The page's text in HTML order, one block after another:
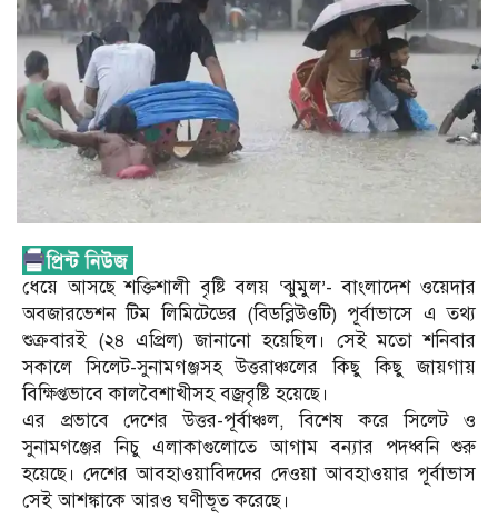
ধেয়ে আসছে শক্তিশালী বৃষ্টি বলয় ‘ঝুমুল’- বাংলাদেশ ওয়েদার
অবজারভেশন টিম লিমিটেডের (বিডব্লিউওটি) পূর্বাভাসে এ তথ্য
শুক্রবারই (২৪ এপ্রিল) জানানো হয়েছিল। সেই মতো শনিবার
সকালে সিলেট-সুনামগঞ্জসহ উত্তরাঞ্চলের কিছু কিছু জায়গায়
বিক্ষিপ্তভাবে কালবৈশাখীসহ বজ্রবৃষ্টি হয়েছে।
এর প্রভাবে দেশের উত্তর-পূর্বাঞ্চল, বিশেষ করে সিলেট ও
সুনামগঞ্জের নিচু এলাকাগুলোতে আগাম বন্যার পদধ্বনি শুরু
হয়েছে। দেশের আবহাওয়াবিদদের দেওয়া আবহাওয়ার পূর্বাভাস
সেই আশঙ্কাকে আরও ঘণীভূত করেছে।